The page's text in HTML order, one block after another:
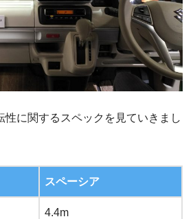
性に関するスペックを見ていきまし
スペーシア
4.4m